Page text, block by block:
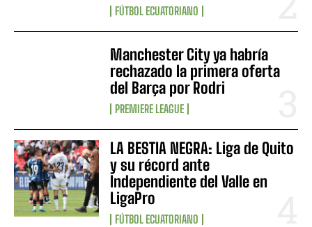
FÚTBOL ECUATORIANO
Manchester City ya habría
rechazado la primera oferta
del Barça por Rodri
PREMIERE LEAGUE
LA BESTIA NEGRA: Liga de Quito
y su récord ante
Independiente del Valle en
LigaPro
FÚTBOL ECUATORIANO